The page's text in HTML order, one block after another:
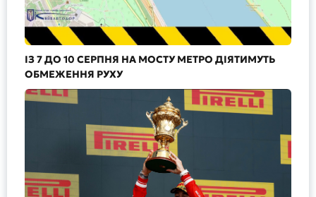
ІЗ 7 ДО 10 СЕРПНЯ НА МОСТУ МЕТРО ДІЯТИМУТЬ
ОБМЕЖЕННЯ РУХУ